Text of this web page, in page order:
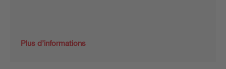
Plus d’informations